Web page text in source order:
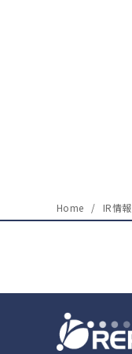
Home IR情報